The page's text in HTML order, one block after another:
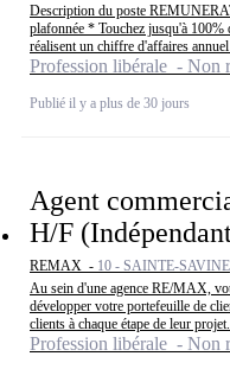
Description du poste
plafonnée * Touchez jusqu'à 100%
réalisent un chiffre d'affaires annuel
Profession libérale - Non
Publié il y a plus de 30 jours
Agent
H/F
REMAX - 10 - SAINTE-SAVINE
Au sein d'une agence RE/MAX,
développer votre portefeuille de
clients à chaque étape de leur projet...
Profession libérale - Non